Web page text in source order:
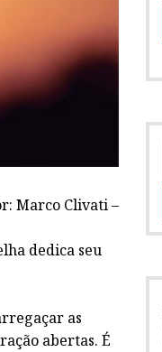
Marco Clivati –
dedica seu
as
abertas. É